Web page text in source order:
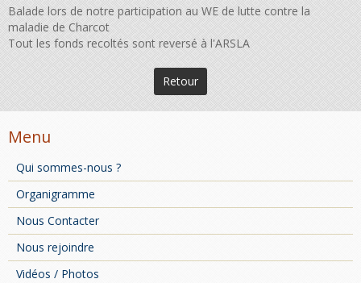
Balade lors de notre participation au WE de lutte contre la
maladie de Charcot
Tout les fonds recoltés sont reversé à l'ARSLA
Retour
Menu
Qui sommes-nous ?
Organigramme
Nous Contacter
Nous rejoindre
Vidéos / Photos